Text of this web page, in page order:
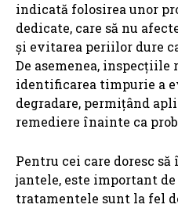
indicată folosirea unor
dedicate, care să nu
și evitarea periilor dure
De asemenea,
identificarea timpurie a
degradare, permițând
remediere înainte ca
Pentru cei care doresc
jantele, este important
tratamentele sunt la fel